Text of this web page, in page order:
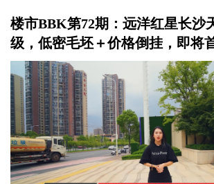
楼市BBK第72期：远洋红星长沙
级，低密毛坯＋价格倒挂，即将